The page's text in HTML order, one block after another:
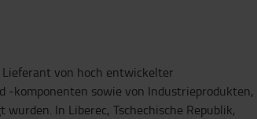
von hoch entwickelter
-komponenten sowie von Industrieprodukten,
In Liberec, Tschechische Republik,